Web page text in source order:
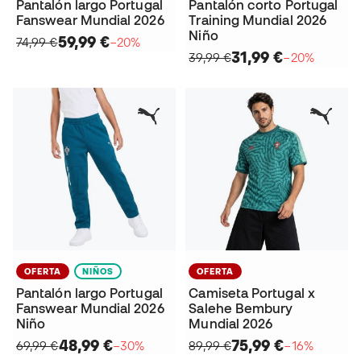
Pantalón largo Portugal
Fanswear Mundial 2026
74,99 €59,99 €−20%
Pantalón corto Portugal
Training Mundial 2026
Niño
39,99 €31,99 €−20%
OFERTA NIÑOS
Pantalón largo Portugal
Fanswear Mundial 2026
Niño
69,99 €48,99 €−30%
OFERTA
Camiseta Portugal x
Salehe Bembury
Mundial 2026
89,99 €75,99 €−16%